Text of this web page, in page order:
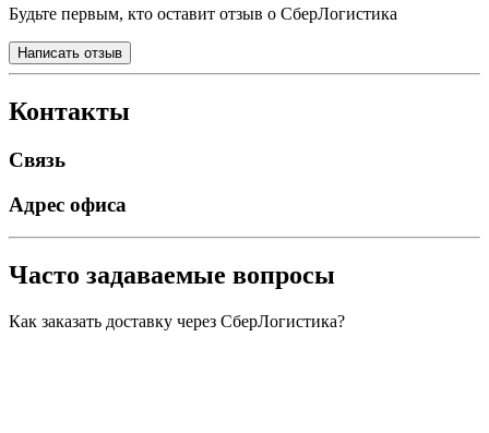
Будьте первым, кто оставит отзыв о СберЛогистика
Написать отзыв
Контакты
Связь
Адрес офиса
Часто задаваемые вопросы
Как заказать доставку через СберЛогистика?